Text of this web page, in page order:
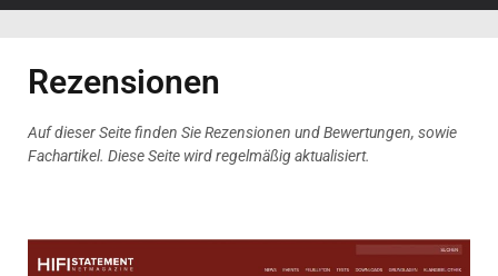
Rezensionen
Auf dieser Seite finden Sie Rezensionen und Bewertungen, sowie
Fachartikel. Diese Seite wird regelmäßig aktualisiert.